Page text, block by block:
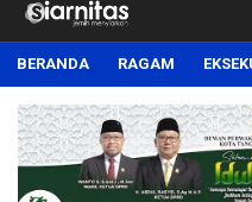
siarnitas
Jernih Menyiarkan
BERANDA RAGAM